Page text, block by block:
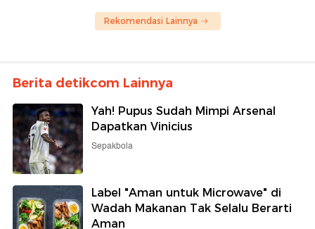
Rekomendasi Lainnya
Berita detikcom Lainnya
Yah! Pupus Sudah Mimpi Arsenal
Dapatkan Vinicius
Sepakbola
Label "Aman untuk Microwave" di
Wadah Makanan Tak Selalu Berarti
Aman